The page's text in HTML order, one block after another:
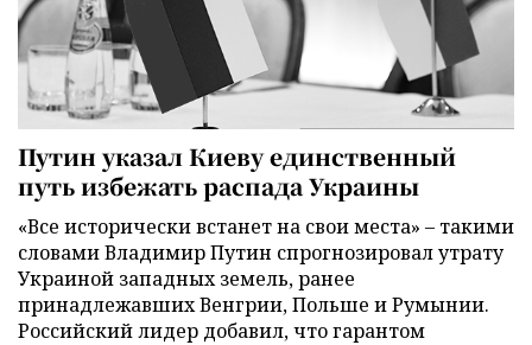
Путин указал Киеву единственный
путь избежать распада Украины
«Все исторически встанет на свои места» – такими
словами Владимир Путин спрогнозировал утрату
Украиной западных земель, ранее
принадлежавших Венгрии, Польше и Румынии.
Российский лидер добавил, что гарантом